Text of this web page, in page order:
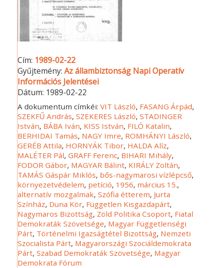
Cím: 1989-02-22
Gyűjtemény:Az állambiztonság Napi Operatív
Információs Jelentései
Dátum: 1989-02-22
A dokumentum címkéi:VIT László, FASANG Árpád,
SZEKFŰ András,SZEKERES László,STADINGER
István, BÁBA Iván, KISS István, FILÓ Katalin,
BERHIDAI Tamás, NAGY Imre, ROMHÁNYI László,
GERÉB Attila, HORNYÁK Tibor, HALDA Alíz,
MALÉTER Pál,GRAFF Ferenc, BIHARI Mihály,
FODOR Gábor, MAGYAR Bálint, KIRÁLY Zoltán,
TAMÁS Gáspár Miklós, bős-nagymarosi vízlépcső,
környezetvédelem, petíció, 1956, március 15.,
alternatív mozgalmak,Szófia étterem, Jurta
Színház, Duna Kör, Független Kisgazdapárt,
Nagymaros Bizottság, Zöld Politika Csoport, Fiatal
Demokraták Szövetsége, Magyar Függetlenségi
Párt, Történelmi Igazságtétel Bizottság, Nemzeti
Szocialista Párt, Magyarországi Szociáldemokrata
Párt,Szabad Demokraták Szövetsége, Magyar
Demokrata Fórum